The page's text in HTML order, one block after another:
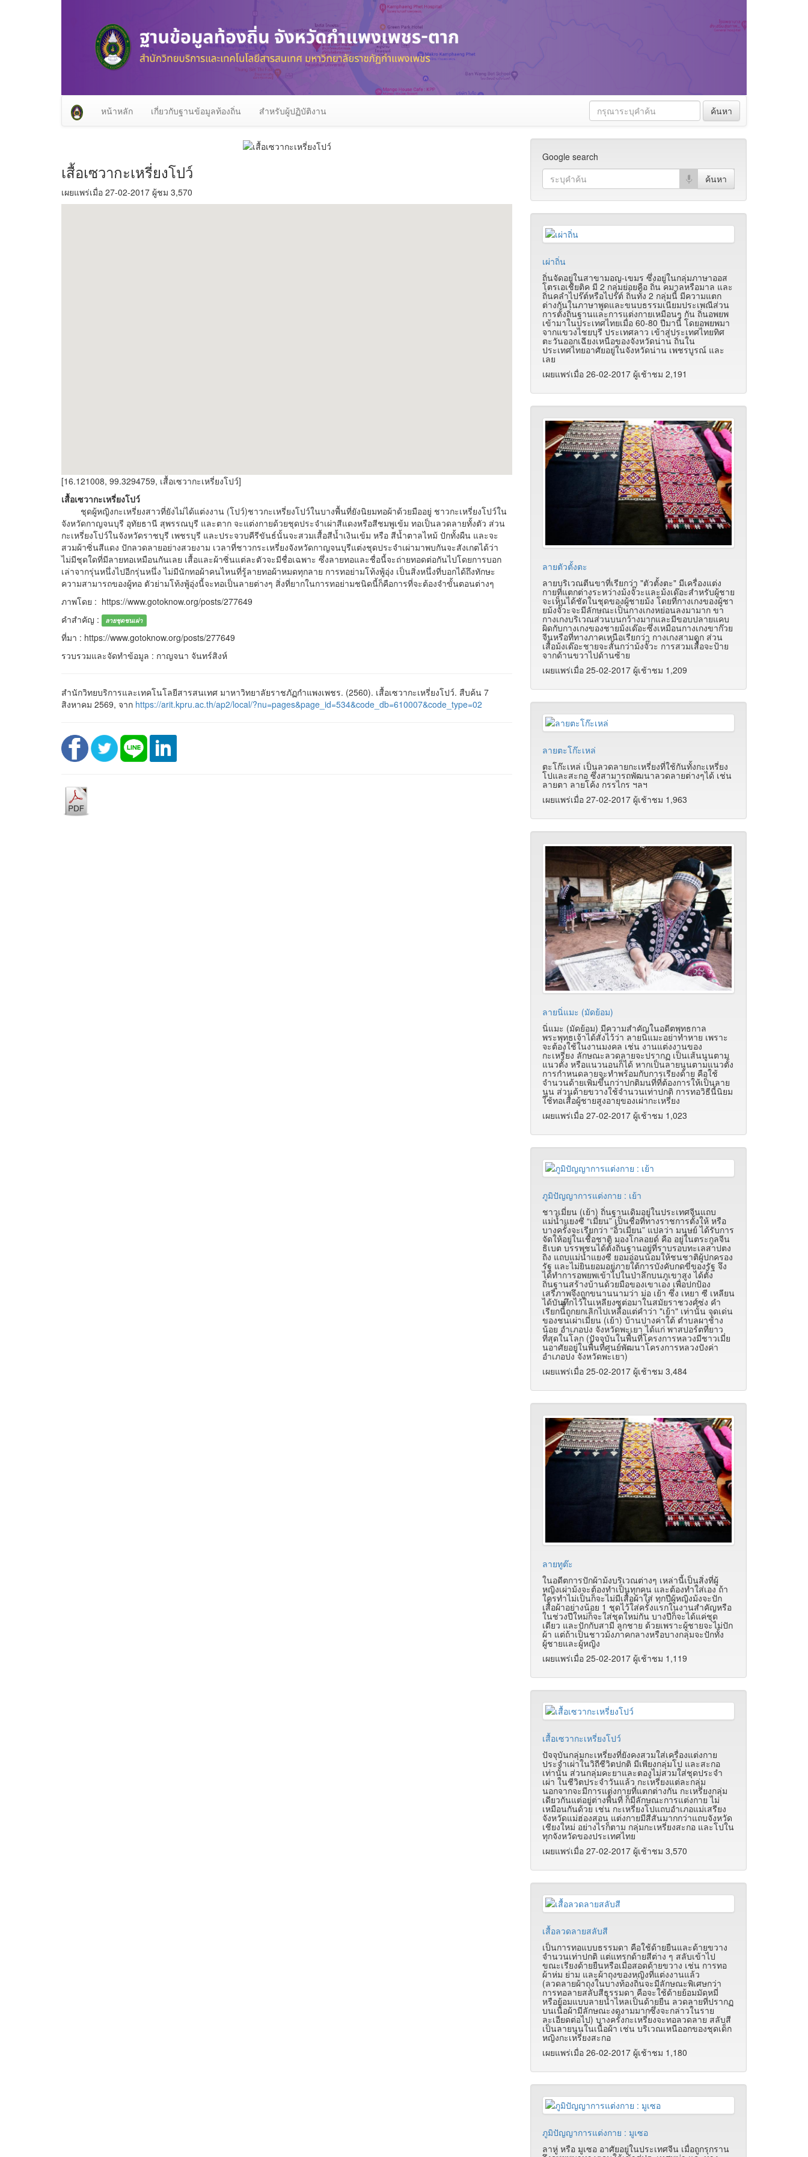
หน้าหลัก เกี่ยวกับฐานข้อมูลท้องถิ่น สำหรับผู้ปฏิบัติงาน ค้นหา
เสื้อเซวากะเหรี่ยงโปว์
เผยแพร่เมื่อ 27-02-2017 ผู้ชม 3,570
[16.121008, 99.3294759, เสื้อเซวากะเหรี่ยงโปว์]
เสื้อเซวากะเหรี่ยงโปว์
ชุดผู้หญิงกะเหรี่ยงสาวที่ยังไม่ได้แต่งงาน (โปว์)ชาวกะเหรี่ยงโปว์ในบางพื้นที่ยังนิยมทอผ้าด้วยมืออยู่ ชาวกะเหรี่ยงโปว์ใน
จังหวัดกาญจนบุรี อุทัยธานี สุพรรณบุรี และตาก จะแต่งกายด้วยชุดประจำเผ่าสีแดงหรือสีชมพูเข้ม ทอเป็นลวดลายทั้งตัว ส่วน
กะเหรี่ยงโปว์ในจังหวัดราชบุรี เพชรบุรี และประจวบคีรีขันธ์นั้นจะสวมเสื้อสีน้ำเงินเข้ม หรือ สีน้ำตาลไหม้ ปักทั้งผืน และจะ
สวมผ้าซิ่นสีแดง ปักลวดลายอย่างสวยงาม เวลาที่ชาวกระเหรี่ยงจังหวัดกาญจนบุรีแต่งชุดประจำเผ่ามาพบกันจะสังเกตได้ว่า
ไม่มีชุดใดที่มีลายทอเหมือนกันเลย เสื้อและผ้าซิ่นแต่ละตัวจะมีชื่อเฉพาะ ซึ่งลายทอและชื่อนี้จะถ่ายทอดต่อกันไปโดยการบอก
เล่าจากรุ่นหนึ่งไปอีกรุ่นหนึ่ง ไม่มีนักทอผ้าคนไหนที่รู้ลายทอผ้าหมดทุกลาย การทอย่ามโท้งพู้อุ่ง เป็นสิ่งหนึ่งที่บอกได้ถึงทักษะ
ความสามารถของผู้ทอ ตัวย่ามโท้งพู้อุ่งนี้จะทอเป็นลายต่างๆ สิ่งที่ยากในการทอย่ามชนิดนี้ก็คือการที่จะต้องจำขั้นตอนต่างๆ
ภาพโดย : https://www.gotoknow.org/posts/277649
คำสำคัญ :
ลายชุดชนเผ่า
ที่มา : https://www.gotoknow.org/posts/277649
รวบรวมและจัดทำข้อมูล : กาญจนา จันทร์สิงห์
สำนักวิทยบริการและเทคโนโลยีสารสนเทศ มาหาวิทยาลัยราชภัฏกำแพงเพชร. (2560). เสื้อเซวากะเหรี่ยงโปว์. สืบค้น 7
สิงหาคม 2569, จาก https://arit.kpru.ac.th/ap2/local/?nu=pages&page_id=534&code_db=610007&code_type=02
Google search
เผ่าถิ่น
ถิ่นจัดอยู่ในสาขามอญ-เขมร ซึ่งอยู่ในกลุ่มภาษาออส
โตรเอเชียติค มี 2 กลุ่มย่อยคือ ถิ่น คมาลหรือมาล และ
ถิ่นคลำไปร๊ต์หรือไปร๊ต์ ถิ่นทั้ง 2 กลุ่มนี้ มีความแตก
ต่างกันในภาษาพูดและขนบธรรมเนียมประเพณีส่วน
การตั้งถิ่นฐานและการแต่งกายเหมือนๆ กัน ถิ่นอพยพ
เข้ามาในประเทศไทยเมื่อ 60-80 ปีมานี้ โดยอพยพมา
จากแขวงไชยบุรี ประเทศลาว เข้าสู่ประเทศไทยทิศ
ตะวันออกเฉียงเหนือของจังหวัดน่าน ถิ่นใน
ประเทศไทยอาศัยอยู่ในจังหวัดน่าน เพชรบูรณ์ และ
เลย
เผยแพร่เมื่อ 26-02-2017 ผู้เช้าชม 2,191
ลายตัวตั้งตะ
ลายบริเวณตีนขาที่เรียกว่า "ตัวตั้งตะ" มีเครื่องแต่ง
กายที่แตกต่างระหว่างม้งจั๊วะและม้งเด๊อะสำหรับผู้ชาย
จะเห็นได้ชัดในชุดของผู้ชายม้ง โดยที่กางเกงของผู้ชา
ยม้งจั๊วะจะมีลักษณะเป็นกางเกงหย่อนลงมามาก ขา
กางเกงบริเวณส่วนบนกว้างมากและมีขอบปลายแคบ
ผิดกับกางเกงของชายม้งเด๊อะซึ่งเหมือนกางเกงขาก๊วย
จีนหรือที่ทางภาคเหนือเรียกว่า กางเกงสามดูก ส่วน
เสื้อม้งเด๊อะชายจะสั้นกว่าม้งจั๊วะ การสวมเสื้อจะป้าย
จากด้านขวาไปด้านซ้าย
เผยแพร่เมื่อ 25-02-2017 ผู้เช้าชม 1,209
ลายตะโก๊ะเหล่
ตะโก๊ะเหล่ เป็นลวดลายกะเหรี่ยงที่ใช้กันทั้งกะเหรี่ยง
โปและสะกอ ซึ่งสามารถพัฒนาลวดลายต่างๆได้ เช่น
ลายตา ลายโค้ง กรรไกร ฯลฯ
เผยแพร่เมื่อ 27-02-2017 ผู้เช้าชม 1,963
ลายนิ่แมะ (มัดย้อม)
นิ่แมะ (มัดย้อม) มีความสำคัญในอดีตพุทธกาล
พระพุทธเจ้าได้สั่งไว้ว่า ลายนิ่แมะอย่าทำหาย เพราะ
จะต้องใช้ในงานมงคล เช่น งานแต่งงานของ
กะเหรี่ยง ลักษณะลวดลายจะปรากฏ เป็นเส้นนูนตาม
แนวตั้ง หรือแนวนอนก็ได้ หากเป็นลายนูนตามแนวตั้ง
การกำหนดลายจะทำพร้อมกับการเรียงด้าย คือใช้
จำนวนด้ายเพิ่มขึ้นกว่าปกติมนที่ที่ต้องการให้เป็นลาย
นูน ส่วนด้ายขวางใช้จำนวนเท่าปกติ การทอวิธีนี้นิยม
ใช้ทอเสื้อผู้ชายสูงอายุของเผ่ากะเหรี่ยง
เผยแพร่เมื่อ 27-02-2017 ผู้เช้าชม 1,023
ภูมิปัญญาการแต่งกาย : เย้า
ชาวเมี่ยน (เย้า) ถิ่นฐานเดิมอยู่ในประเทศจีนแถบ
แม่น้ำแยงซี “เมี่ยน” เป็นชื่อที่ทางราชการตั้งให้ หรือ
บางครั้งจะเรียกว่า “อิ้วเมี่ยน” แปลว่า มนุษย์ ได้รับการ
จัดให้อยู่ในเชื้อชาติ มองโกลอยด์ คือ อยู่ในตระกูลจีน
ธิเบต บรรพชนได้ตั้งถิ่นฐานอยู่ที่ราบรอบทะเลสาปตง
ถิง แถบแม่น้ำแยงซี ยอมอ่อนน้อมให้ชนชาติผู้ปกครอง
รัฐ และไม่ยินยอมอยู่ภายใต้การบังคับกดขี่ของรัฐ จึง
ได้ทำการอพยพเข้าไปในป่าลึกบนภูเขาสูง ได้ตั้ง
ถิ่นฐานสร้างบ้านด้วยมือของเขาเอง เพื่อปกป้อง
เสรีภาพจึงถูกขนานนามว่า ม่อ เย้า ซึ่ง เหยา ซี เหลียน
ได้บันทึกไว้ในเหลียงซูต่อมาในสมัยราชวงศ์ซ่ง คำ
เรียกนี้ี้ถูกยกเลิกไปเหลือแต่คำว่า "เย้า" เท่านั้น จุดเด่น
ของชนเผ่าเมี่ยน (เย้า) บ้านปางค่าใต้ ตำบลผาช้าง
น้อย อำเภอปง จังหวัดพะเยา ได้แก่ พาสปอร์ตที่ยาว
ที่สุดในโลก (ปัจจุบันในพื้นที่โครงการหลวงมีชาวเมี่ย
นอาศัยอยู่ในพื้นที่ศูนย์พัฒนาโครงการหลวงปังค่า
อำเภอปง จังหวัดพะเยา)
เผยแพร่เมื่อ 25-02-2017 ผู้เช้าชม 3,484
ลายทูต๊ะ
ในอดีตการปักผ้าม้งบริเวณต่างๆ เหล่านี้เป็นสิ่งที่ผู้
หญิงเผ่าม้งจะต้องทำเป็นทุกคน และต้องทำใส่เอง ถ้า
ใครทำไม่เป็นก็จะไม่มีเสื้อผ้าใส่ ทุกปีผู้หญิงม้งจะปัก
เสื้อผ้าอย่างน้อย 1 ชุดไว้ใส่ครั้งแรกในงานสำคัญหรือ
ในช่วงปีใหม่ก็จะใส่ชุดใหม่กัน บางปีก็จะได้แค่ชุด
เดียว และปักกับสามี ลูกชาย ด้วยเพราะผู้ชายจะไม่ปัก
ผ้า แต่ถ้าเป็นชาวม้งภาคกลางหรือบางกลุ่มจะปักทั้ง
ผู้ชายและผู้หญิง
เผยแพร่เมื่อ 25-02-2017 ผู้เช้าชม 1,119
เสื้อเซวากะเหรี่ยงโปว์
ปัจจุบันกลุ่มกะเหรี่ยงที่ยังคงสวมใส่เครื่องแต่งกาย
ประจำเผ่าในวิถีชีวิตปกติ มีเพียงกลุ่มโป และสะกอ
เท่านั้น ส่วนกลุ่มคะยาและตองูไม่สวมใส่ชุดประจำ
เผ่า ในชีวิตประจำวันแล้ว กะเหรี่ยงแต่ละกลุ่ม
นอกจากจะมีการแต่งกายที่แตกต่างกัน กะเหรี่ยงกลุ่ม
เดียวกันแต่อยู่ต่างพื้นที่ ก็มีลักษณะการแต่งกาย ไม่
เหมือนกันด้วย เช่น กะเหรี่ยงโปแถบอำเภอแม่เสรียง
จังหวัดแม่ฮ่องสอน แต่งกายมีสีสันมากกว่าแถบจังหวัด
เชียงใหม่ อย่างไรก็ตาม กลุ่มกะเหรี่ยงสะกอ และโปใน
ทุกจังหวัดของประเทศไทย
เผยแพร่เมื่อ 27-02-2017 ผู้เช้าชม 3,570
เสื้อลวดลายสลับสี
เป็นการทอแบบธรรมดา คือใช้ด้ายยืนและด้ายขวาง
จำนวนเท่าปกติ แต่แทรกด้ายสีต่าง ๆ สลับเข้าไป
ขณะเรียงด้ายยืนหรือเมื่อสอดด้ายขวาง เช่น การทอ
ผ้าห่ม ย่าม และผ้าถุงของหญิงที่แต่งงานแล้ว
(ลวดลายผ้าถุงในบางท้องถิ่นจะมีลักษณะพิเศษกว่า
การทอลายสลับสีธรรมดา คือจะใช้ด้ายย้อมมัดหมี่
หรือย้อมแบบลายนํ้าไหลเป็นด้ายยืน ลวดลายที่ปรากฏ
บนเนื้อผ้ามีลักษณะงดงามมากซึ่งจะกล่าวในราย
ละเอียดต่อไป) บางครั้งกะเหรี่ยงจะทอลวดลาย สลับสี
เป็นลายนูนในเนื้อผ้า เช่น บริเวณเหนืออกของชุดเด็ก
หญิงกะเหรี่ยงสะกอ
เผยแพร่เมื่อ 26-02-2017 ผู้เช้าชม 1,180
ภูมิปัญญาการแต่งกาย : มูเซอ
ลาหู่ หรือ มูเซอ อาศัยอยู่ในประเทศจีน เมื่อถูกรุกราน